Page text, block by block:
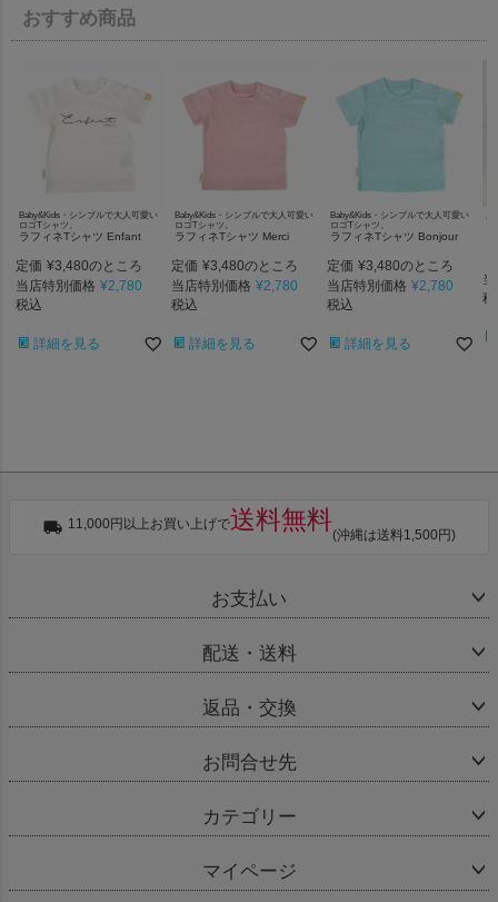
おすすめ商品
Baby&Kids・シンプルで大人可愛い
ロゴTシャツ。
ラフィネTシャツ Enfant
定価 ¥3,480のところ
当店特別価格 ¥2,780
税込
詳細を見る
Baby&Kids・シンプルで大人可愛い
ロゴTシャツ。
ラフィネTシャツ Merci
定価 ¥3,480のところ
当店特別価格 ¥2,780
税込
詳細を見る
Baby&Kids・シンプルで大人可愛い
ロゴTシャツ。
ラフィネTシャツ Bonjour
定価 ¥3,480のところ
当店特別価格 ¥2,780
税込
詳細を見る
税
11,000円以上お買い上げで送料無料
(沖縄は送料1,500円)
お支払い
配送・送料
返品・交換
お問合せ先
カテゴリー
マイページ